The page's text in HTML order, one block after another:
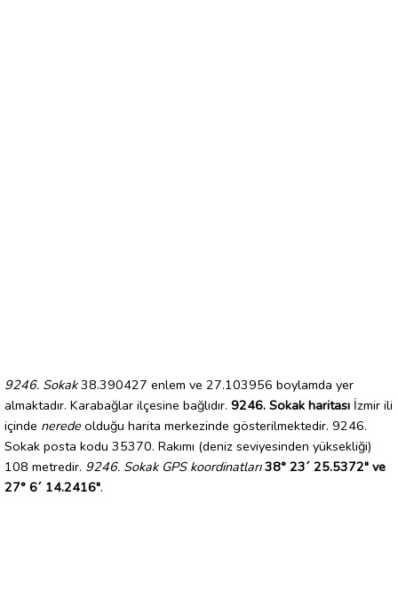
9246. Sokak38.390427 enlem ve 27.103956 boylamda yer
almaktadır. Karabağlar ilçesine bağlıdır. 9246. Sokak haritası İzmir ili
içinde nerede olduğu harita merkezinde gösterilmektedir. 9246.
Sokak posta kodu 35370. Rakımı (deniz seviyesinden yüksekliği)
108 metredir. 9246. Sokak GPS koordinatları 38° 23´ 25.5372" ve
27° 6´ 14.2416".